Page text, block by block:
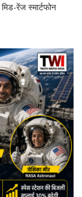
Redmi
में
लॉन्च:
8,000mAh
बैटरी,
120Hz
AMOLED
डिस्प्ले
और
Snapdragon
4
Gen
रेंज स्मार्टफोन